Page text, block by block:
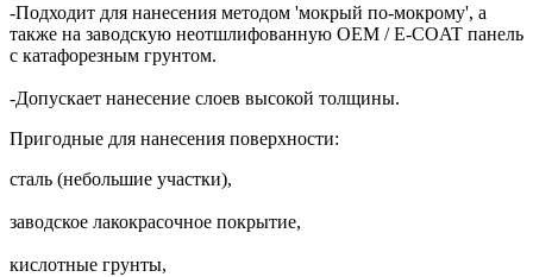
-Подходит для нанесения методом 'мокрый по-мокрому', а
также на заводскую неотшлифованную OEM / E-COAT панель
с катафорезным грунтом.
-Допускает нанесение слоев высокой толщины.
Пригодные для нанесения поверхности:
сталь (небольшие участки),
заводское лакокрасочное покрытие,
кислотные грунты,